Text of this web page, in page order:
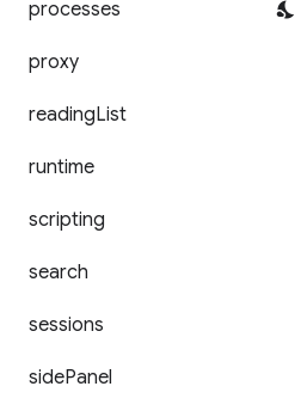
processes
proxy
readingList
runtime
scripting
search
sessions
sidePanel